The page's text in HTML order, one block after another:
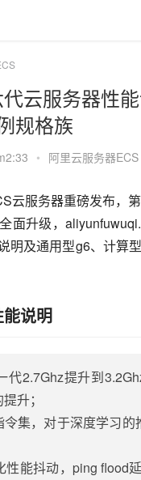
云服务器性
规格族
• 阿里云服务器ECS
云服务器重磅发布，
面升级，
明及通用型g6、计算
说明
代2.7Ghz提升到
升；
令集，对于深度学习的
性能抖动，ping flood